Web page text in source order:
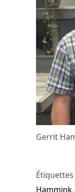
Gerrit
Étiquettes
Hammink,